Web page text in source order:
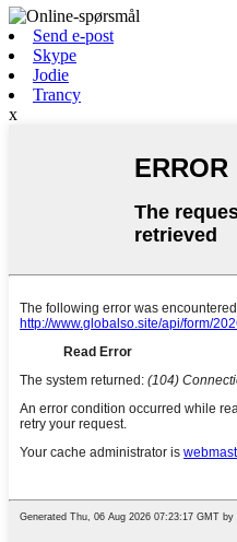
Send e-post
Skype
Jodie
Trancy
x